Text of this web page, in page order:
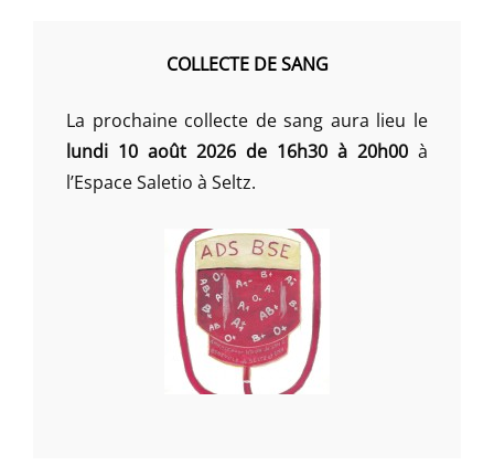
COLLECTE DE SANG
La prochaine collecte de sang aura lieu le
lundi 10 août 2026 de 16h30 à 20h00 à
l’Espace Saletio à Seltz.